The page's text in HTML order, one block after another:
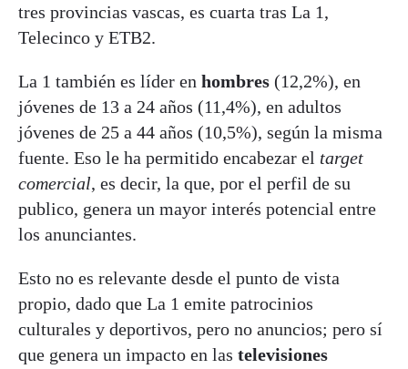
tres provincias vascas, es cuarta tras La 1,
Telecinco y ETB2.
La 1 también es líder en hombres (12,2%), en
jóvenes de 13 a 24 años (11,4%), en adultos
jóvenes de 25 a 44 años (10,5%), según la misma
fuente. Eso le ha permitido encabezar el target
comercial, es decir, la que, por el perfil de su
publico, genera un mayor interés potencial entre
los anunciantes.
Esto no es relevante desde el punto de vista
propio, dado que La 1 emite patrocinios
culturales y deportivos, pero no anuncios; pero sí
que genera un impacto en las televisiones